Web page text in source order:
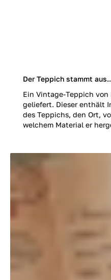
Der Teppich stammt
Ein Vintage-Teppich
geliefert. Dieser enthält
des Teppichs, den Ort,
welchem Material er